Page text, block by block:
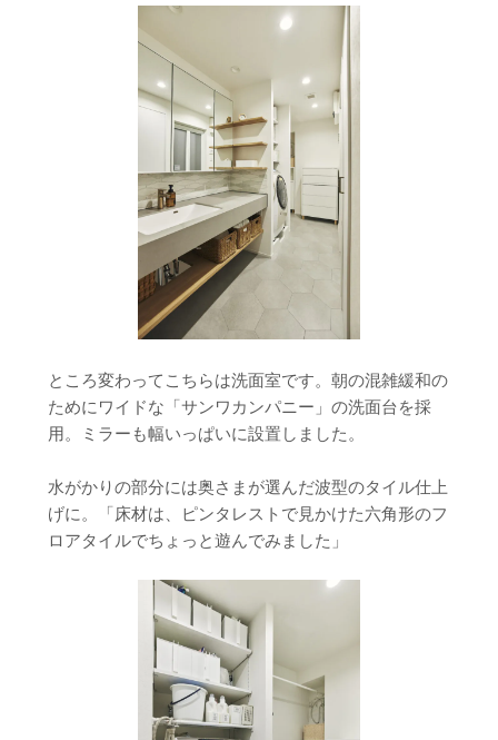
ところ変わってこちらは洗面室です。朝の混雑緩和の
ためにワイドな「サンワカンパニー」の洗面台を採
用。ミラーも幅いっぱいに設置しました。
水がかりの部分には奥さまが選んだ波型のタイル仕上
げに。「床材は、ピンタレストで見かけた六角形のフ
ロアタイルでちょっと遊んでみました」